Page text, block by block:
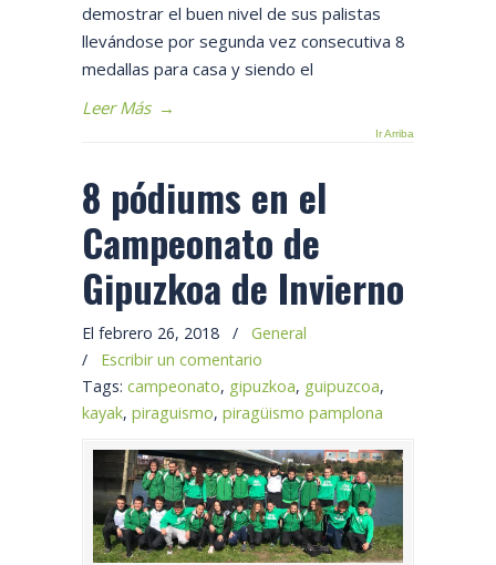
demostrar el buen nivel de sus palistas
llevándose por segunda vez consecutiva 8
medallas para casa y siendo el
Leer Más →
Ir Arriba
8 pódiums en el
Campeonato de
Gipuzkoa de Invierno
El febrero 26, 2018 /
General
/ Escribir un comentario
Tags: campeonato, gipuzkoa, guipuzcoa,
kayak, piraguismo, piragüismo pamplona